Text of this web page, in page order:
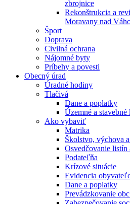
zbrojnice
Rekonštrukcia a
Moravany nad
Šport
Doprava
Civilná ochrana
Nájomné byty
Príbehy a povesti
Obecný úrad
Úradné hodiny
Tlačivá
Dane a poplatky
Územné a stavebné
Ako vybaviť
Matrika
Školstvo, výchova
Osvedčovanie listín
Podateľňa
Krízové situácie
Evidencia
Dane a poplatky
Prevádzkovanie